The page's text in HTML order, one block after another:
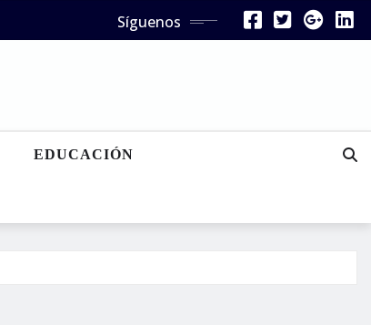
Síguenos
EDUCACIÓN